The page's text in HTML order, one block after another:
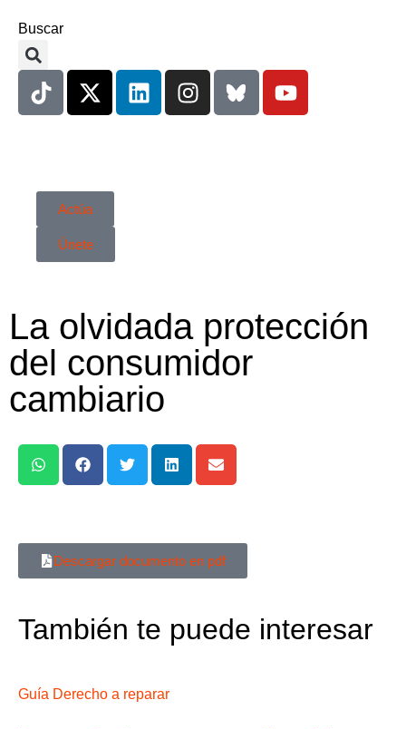
Buscar
Actúa
Únete
La olvidada protección
del consumidor
cambiario
Descargar documento en pdf
También te puede interesar
Guía Derecho a reparar